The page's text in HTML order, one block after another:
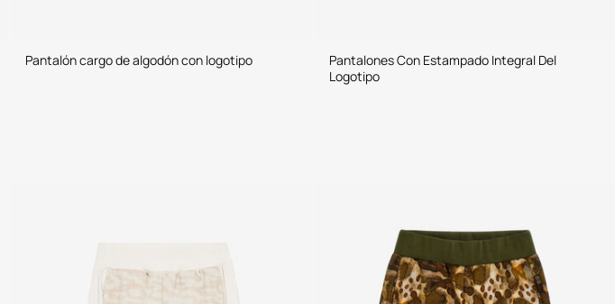
Pantalón cargo de algodón con logotipo
Pantalones Con Estampado Integral Del
Logotipo